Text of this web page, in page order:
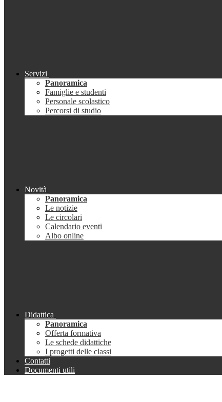
Servizi
Panoramica
Famiglie e studenti
Personale scolastico
Percorsi di studio
Novità
Panoramica
Le notizie
Le circolari
Calendario eventi
Albo online
Didattica
Panoramica
Offerta formativa
Le schede didattiche
I progetti delle classi
Contatti
Documenti utili